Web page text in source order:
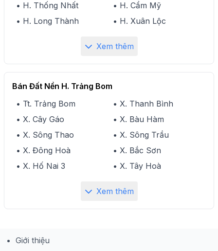
• H. Thống Nhất
• H. Cẩm Mỹ
• H. Long Thành
• H. Xuân Lộc
Xem thêm
Bán Đất Nền H. Trảng Bom
• Tt. Trảng Bom
• X. Thanh Bình
• X. Cây Gáo
• X. Bàu Hàm
• X. Sông Thao
• X. Sông Trầu
• X. Đông Hoà
• X. Bắc Sơn
• X. Hố Nai 3
• X. Tây Hoà
Xem thêm
Giới thiệu